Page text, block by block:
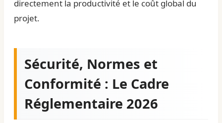
directement la productivité et le coût global du
projet.
Sécurité, Normes et
Conformité : Le Cadre
Réglementaire 2026